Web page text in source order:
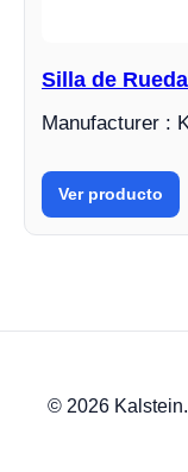
Silla de
Manufacturer :
Ver producto
© 2026